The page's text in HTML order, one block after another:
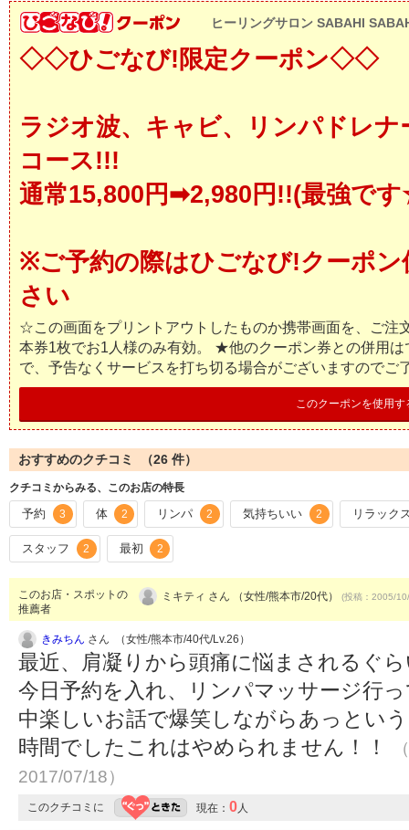
ヒーリングサロン SABAHI
◇◇ひごなび!限定クーポン◇◇
ラジオ波、キャビ、リンパドレナ
コース!!!
通常15,800円➡2,980円!!(最強で
※ご予約の際はひごなび!クーポン
さい
☆この画面をプリントアウトしたものか携帯画面を、ご注
本券1枚でお1人様のみ有効。 ★他のクーポン券との併用
で、予告なくサービスを打ち切る場合がございますのでご
このクーポンを使用す
おすすめのクチコミ （26 件）
クチコミからみる、このお店の特長
予約 3 体 2 リンパ 2 気持ちいい 2 リラック
スタッフ 2 最初 2
このお店・スポットの
推薦者
ミキティ さん （女性/熊本市/20代） (投稿：2005/
きみちん さん （女性/熊本市/40代/Lv.26）
最近、肩凝りから頭痛に悩まされるぐ
今日予約を入れ、リンパマッサージ行
中楽しいお話で爆笑しながらあっとい
時間でしたこれはやめられません！！
2017/07/18）
このクチコミに 現在： 0人